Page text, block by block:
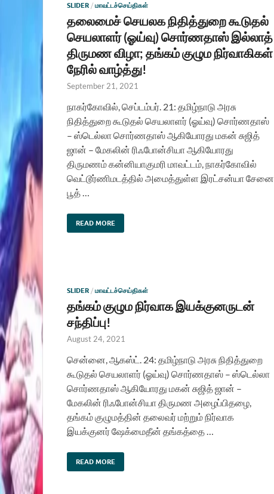
SLIDER / மாவட்டச்செய்திகள்
தலைமைச் செயலக நிதித்துறை கூடுதல்
செயலாளர் (ஓய்வு) சொர்ணதாஸ் இல்லாத்
திருமண விழா; தங்கம் குழும நிர்வாகிகள்
நேரில் வாழ்த்து!
September 21, 2021
நாகர்கோவில், செப்டம்பர். 21: தமிழ்நாடு அரசு
நிதித்துறை கூடுதல் செயலாளர் (ஓய்வு) சொர்ணதாஸ்
– ஸ்டெல்லா சொர்ணதாஸ் ஆகியோரது மகன் சுஜித்
ஜான் – மேகலின் ரிஃபோன்சியா ஆகியோரது
திருமணம் கன்னியாகுமரி மாவட்டம், நாகர்கோவில்
வெட்டூர்ணிமடத்தில் அமைத்துள்ள இரட்சன்யா சேனை
பூத் …
READ MORE
SLIDER / மாவட்டச்செய்திகள்
தங்கம் குழும நிர்வாக இயக்குனருடன்
சந்திப்பு!
August 24, 2021
சென்னை, ஆகஸ்ட். 24: தமிழ்நாடு அரசு நிதித்துறை
கூடுதல் செயலாளர் (ஓய்வு) சொர்ணதாஸ் – ஸ்டெல்லா
சொர்ணதாஸ் ஆகியோரது மகன் சுஜித் ஜான் –
மேகலின் ரிஃபோன்சியா திருமண அழைப்பிதழை,
தங்கம் குழுமத்தின் தலைவர் மற்றும் நிர்வாக
இயக்குனர் ஷேக்மைதீன் தங்கத்தை …
READ MORE